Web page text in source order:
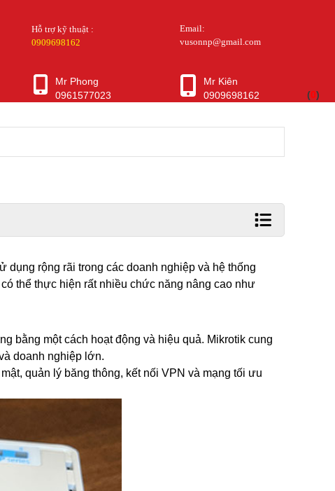
(0)
Hỗ trợ kỹ thuật :
0909698162
Email:
vusonnp@gmail.com
Mr Phong
0961577023
Mr Kiên
0909698162
dụng rộng rãi trong các doanh nghiệp và hệ thống
thể thực hiện rất nhiều chức năng nâng cao như
bằng một cách hoạt động và hiệu quả. Mikrotik cung
doanh nghiệp lớn.
quản lý băng thông, kết nối VPN và mạng tối ưu